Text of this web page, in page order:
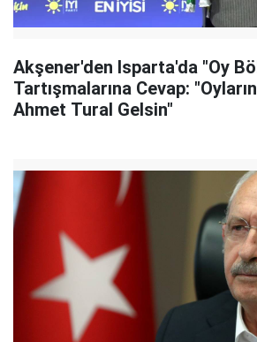
Akşener'den Isparta'da "Oy
Tartışmalarına Cevap:
Ahmet Tural Gelsin"